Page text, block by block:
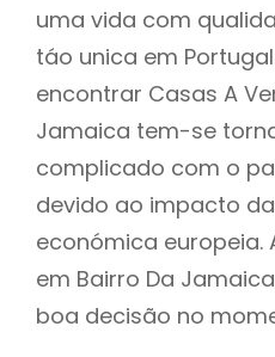
uma vida com
táo unica em
encontrar Casas A
Jamaica tem-se
complicado com o
devido ao impacto
económica europeia.
em Bairro Da
boa decisão no